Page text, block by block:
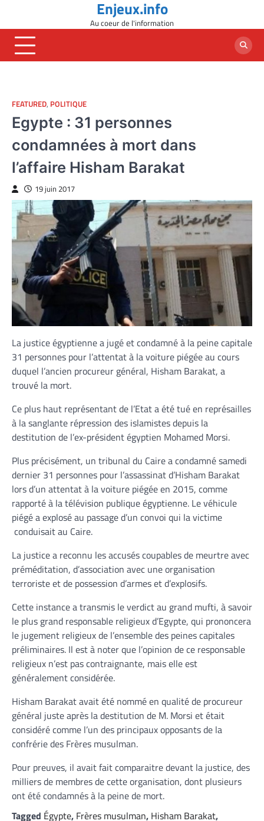
content
Enjeux.info
Au coeur de l'information
FEATURED, POLITIQUE
Egypte : 31 personnes
condamnées à mort dans
l’affaire Hisham Barakat
19 juin 2017
La justice égyptienne a jugé et condamné à la peine capitale
31 personnes pour l’attentat à la voiture piégée au cours
duquel l’ancien procureur général, Hisham Barakat, a
trouvé la mort.
Ce plus haut représentant de l’Etat a été tué en représailles
à la sanglante répression des islamistes depuis la
destitution de l’ex-président égyptien Mohamed Morsi.
Plus précisément, un tribunal du Caire a condamné samedi
dernier 31 personnes pour l’assassinat d’Hisham Barakat
lors d’un attentat à la voiture piégée en 2015, comme
rapporté à la télévision publique égyptienne. Le véhicule
piégé a explosé au passage d’un convoi qui la victime
conduisait au Caire.
La justice a reconnu les accusés coupables de meurtre avec
préméditation, d’association avec une organisation
terroriste et de possession d’armes et d’explosifs.
Cette instance a transmis le verdict au grand mufti, à savoir
le plus grand responsable religieux d’Egypte, qui prononcera
le jugement religieux de l’ensemble des peines capitales
préliminaires. Il est à noter que l’opinion de ce responsable
religieux n’est pas contraignante, mais elle est
généralement considérée.
Hisham Barakat avait été nommé en qualité de procureur
général juste après la destitution de M. Morsi et était
considéré comme l’un des principaux opposants de la
confrérie des Frères musulman.
Pour preuves, il avait fait comparaitre devant la justice, des
milliers de membres de cette organisation, dont plusieurs
ont été condamnés à la peine de mort.
Tagged Égypte, Frères musulman, Hisham Barakat,